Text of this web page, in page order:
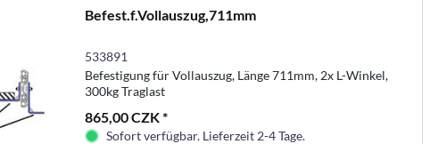
Befest.f.Vollauszug,711mm
533891
Befestigung für Vollauszug, Länge 711mm, 2x L-Winkel,
300kg Traglast
865,00 CZK *
Sofort verfügbar. Lieferzeit 2-4 Tage.